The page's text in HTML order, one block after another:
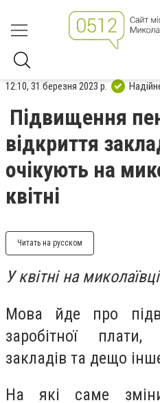
12:10, 31 березня 2023 р.
Підвищення
відкриття
очікують на
квітні
Читать на русском
У квітні на
Мова йде про
заробітної
закладів та дещо
На які саме